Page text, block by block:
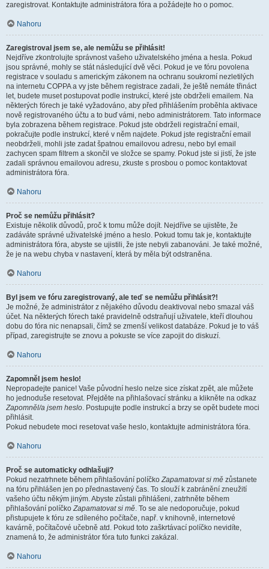
zaregistrovat. Kontaktujte administrátora fóra a požádejte ho o pomoc.
Nahoru
Zaregistroval jsem se, ale nemůžu se přihlásit!
Nejdříve zkontrolujte správnost vašeho uživatelského jména a hesla. Pokud
jsou správné, mohly se stát následující dvě věci. Pokud je ve fóru povolena
registrace v souladu s americkým zákonem na ochranu soukromí nezletilých
na internetu COPPA a vy jste během registrace zadali, že ještě nemáte třináct
let, budete muset postupovat podle instrukcí, které jste obdrželi emailem. Na
některých fórech je také vyžadováno, aby před přihlášením proběhla aktivace
nově registrovaného účtu a to buď vámi, nebo administrátorem. Tato informace
byla zobrazena během registrace. Pokud jste obdrželi registrační email,
pokračujte podle instrukcí, které v něm najdete. Pokud jste registrační email
neobdrželi, mohli jste zadat špatnou emailovou adresu, nebo byl email
zachycen spam filtrem a skončil ve složce se spamy. Pokud jste si jistí, že jste
zadali správnou emailovou adresu, zkuste s prosbou o pomoc kontaktovat
administrátora fóra.
Nahoru
Proč se nemůžu přihlásit?
Existuje několik důvodů, proč k tomu může dojít. Nejdříve se ujistěte, že
zadáváte správné uživatelské jméno a heslo. Pokud tomu tak je, kontaktujte
administrátora fóra, abyste se ujistili, že jste nebyli zabanováni. Je také možné,
že je na webu chyba v nastavení, která by měla být odstraněna.
Nahoru
Byl jsem ve fóru zaregistrovaný, ale teď se nemůžu přihlásit?!
Je možné, že administrátor z nějakého důvodu deaktivoval nebo smazal váš
účet. Na některých fórech také pravidelně odstraňují uživatele, kteří dlouhou
dobu do fóra nic nenapsali, čímž se zmenší velikost databáze. Pokud je to váš
případ, zaregistrujte se znovu a pokuste se více zapojit do diskuzí.
Nahoru
Zapomněl jsem heslo!
Nepropadejte panice! Vaše původní heslo nelze sice získat zpět, ale můžete
ho jednoduše resetovat. Přejděte na přihlašovací stránku a klikněte na odkaz
Zapomněl/a jsem heslo. Postupujte podle instrukcí a brzy se opět budete moci
přihlásit.
Pokud nebudete moci resetovat vaše heslo, kontaktujte administrátora fóra.
Nahoru
Proč se automaticky odhlašuji?
Pokud nezatrhnete během přihlašování políčkoZapamatovat si mě zůstanete
na fóru přihlášen jen po přednastavený čas. To slouží k zabránění zneužití
vašeho účtu někým jiným. Abyste zůstali přihlášeni, zatrhněte během
přihlašování políčkoZapamatovat si mě. To se ale nedoporučuje, pokud
přistupujete k fóru ze sdíleného počítače, např. v knihovně, internetové
kavárně, počítačové učebně atd. Pokud toto zaškrtávací políčko nevidíte,
znamená to, že administrátor fóra tuto funkci zakázal.
Nahoru